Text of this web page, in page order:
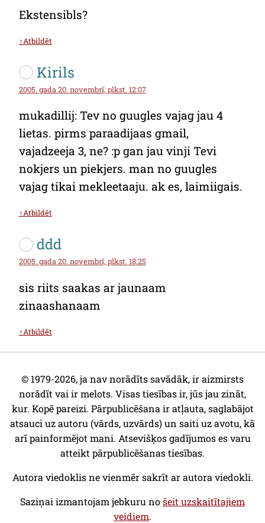
Ekstensibls?
↑Atbildēt
Kirils
2005. gada 20. novembrī, plkst. 12:07
mukadillij: Tev no guugles vajag jau 4
lietas. pirms paraadijaas gmail,
vajadzeeja 3, ne? :p gan jau vinji Tevi
nokjers un piekjers. man no guugles
vajag tikai mekleetaaju. ak es, laimiigais.
↑Atbildēt
ddd
2005. gada 20. novembrī, plkst. 18:25
sis riits saakas ar jaunaam
zinaashanaam
↑Atbildēt
© 1979-2026, ja nav norādīts savādāk, ir aizmirsts
norādīt vai ir melots. Visas tiesības ir, jūs jau zināt,
kur. Kopē pareizi. Pārpublicēšana ir atļauta, saglabājot
atsauci uz autoru (vārds, uzvārds) un saiti uz avotu, kā
arī painformējot mani. Atsevišķos gadījumos es varu
atteikt pārpublicēšanas tiesības.
Autora viedoklis ne vienmēr sakrīt ar autora viedokli.
Saziņai izmantojam jebkuru nošeit uzskaitītajiem
veidiem.